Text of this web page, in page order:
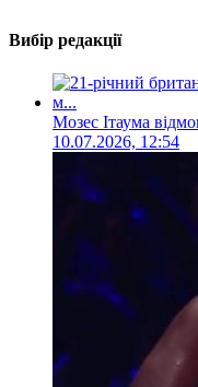
Вибір редакції
Мозес Ітаума
10.07.2026, 12:54